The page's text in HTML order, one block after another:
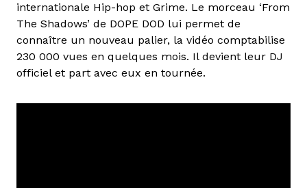
internationale Hip-hop et Grime. Le morceau ‘From
The Shadows’ de DOPE DOD lui permet de
connaître un nouveau palier, la vidéo comptabilise
230 000 vues en quelques mois. Il devient leur DJ
officiel et part avec eux en tournée.